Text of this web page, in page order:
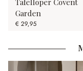
Tafelloper Covent
Garden
€ 29,95